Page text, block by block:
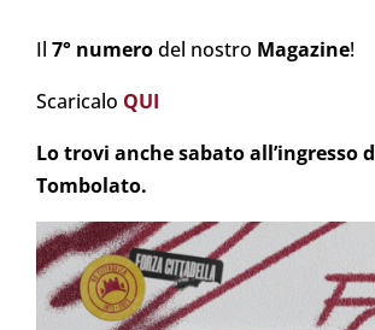
Il 7° numerodel nostro Magazine!
Scaricalo QUI
Lo trovi anche sabato all’ingresso
Tombolato.